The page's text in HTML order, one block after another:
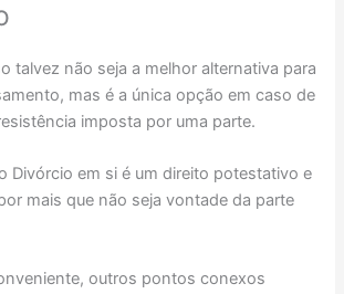
talvez não seja a melhor alternativa para
mas é a única opção em caso de
imposta por uma parte.
Divórcio em si é um direito potestativo e
mais que não seja vontade da parte
outros pontos conexos